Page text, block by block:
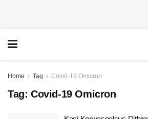
Home Tag Covid-19 Omicron
Tag: Covid-19 Omicron